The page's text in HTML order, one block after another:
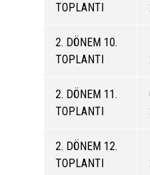
TOPLANTI
2. DÖNEM 10.
TOPLANTI
2. DÖNEM 11.
TOPLANTI
2. DÖNEM 12.
TOPLANTI